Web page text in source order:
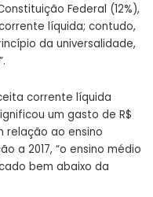
Federal (12%),
líquida; contudo,
da universalidade,
corrente líquida
um gasto de R$
relação ao ensino
a 2017, “o ensino médio
bem abaixo da